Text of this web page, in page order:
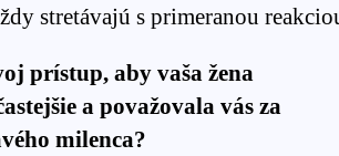
stretávajú s primeranou
prístup, aby vaša žena
a považovala vás za
milenca?